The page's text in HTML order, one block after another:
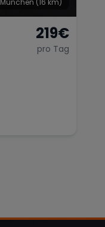
219€
pro Tag